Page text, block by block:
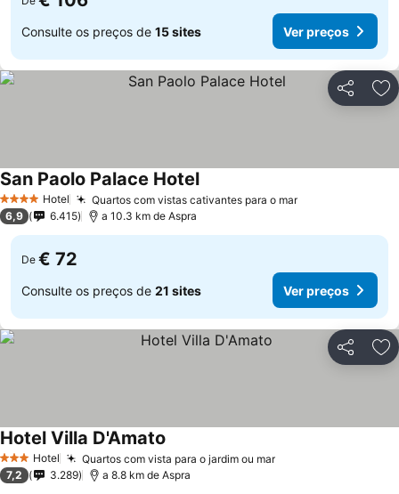
Consulte os preços de 15 sites Ver preços
Partilhar
4 EstrelasHotel Quartos com vistas cativantes para o mar
San Paolo Palace Hotel
6,9 6.415 a 10.3 km de Aspra
De € 72
Consulte os preços de 21 sites Ver preços
Partilhar
3 EstrelasHotel Quartos com vista para o jardim ou mar
Hotel Villa D'Amato
7,2 3.289 a 8.8 km de Aspra